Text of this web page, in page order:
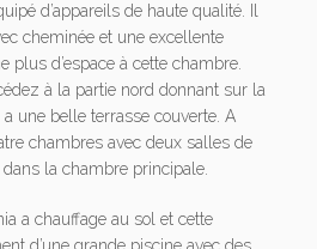
d’appareils de haute qualité. Il
cheminée et une excellente
plus d’espace à cette chambre.
à la partie nord donnant sur la
une belle terrasse couverte. A
chambres avec deux salles de
la chambre principale.
a chauffage au sol et cette